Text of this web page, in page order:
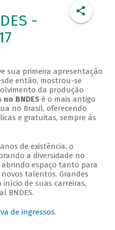
-
sua primeira apresentação
então, mostrou-se
da produção
BNDESé o mais antigo
no Brasil, oferecendo
e gratuitas, sempre às
de existência, o
a diversidade no
espaço tanto para
talentos. Grandes
início de suas carreiras,
BNDES.
de ingressos.